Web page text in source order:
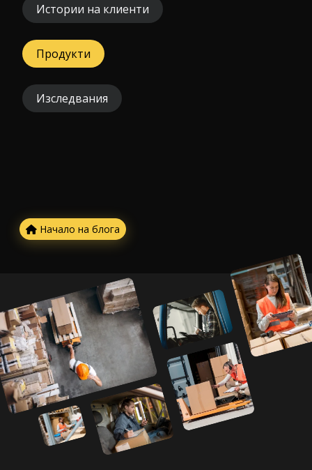
Истории на клиенти
Продукти
Изследвания
Начало на блога